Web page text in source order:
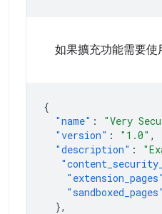
如果擴充功能需要
{
"name" : "Very
"version" : "1.0" ,
"description" :
"extension_pages"
"sandboxed_pages"
},